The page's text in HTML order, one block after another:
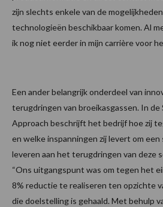
zijn slechts enkele van de
technologieën beschikbaar komen. Al
ik nog niet eerder in mijn carrière voor
Een ander belangrijk onderdeel van
terugdringen van broeikasgassen. In de
Approach beschrijft het bedrijf hoe zij
en welke inspanningen zij levert om
leveren aan het terugdringen van deze
“Ons uitgangspunt was om tegen het
8% reductie te realiseren ten opzichte
die doelstelling is gehaald. Met behulp